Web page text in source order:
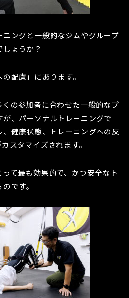
ングと一般的なジムやグループ
ょうか？
配慮」にあります。
の参加者に合わせた一般的なプ
、パーソナルトレーニングで
健康状態、トレーニングへの反
スタマイズされます。
て最も効果的で、かつ安全なト
です。